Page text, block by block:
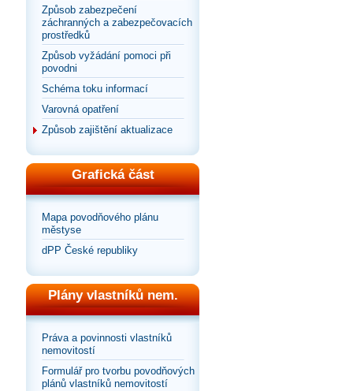
Způsob zabezpečení
záchranných a zabezpečovacích
prostředků
Způsob vyžádání pomoci při
povodni
Schéma toku informací
Varovná opatření
Způsob zajištění aktualizace
Grafická část
Mapa povodňového plánu
městyse
dPP České republiky
Plány vlastníků nem.
Práva a povinnosti vlastníků
nemovitostí
Formulář pro tvorbu povodňových
plánů vlastníků nemovitostí